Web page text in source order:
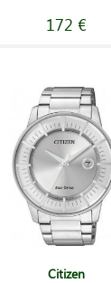
172 €
Citizen